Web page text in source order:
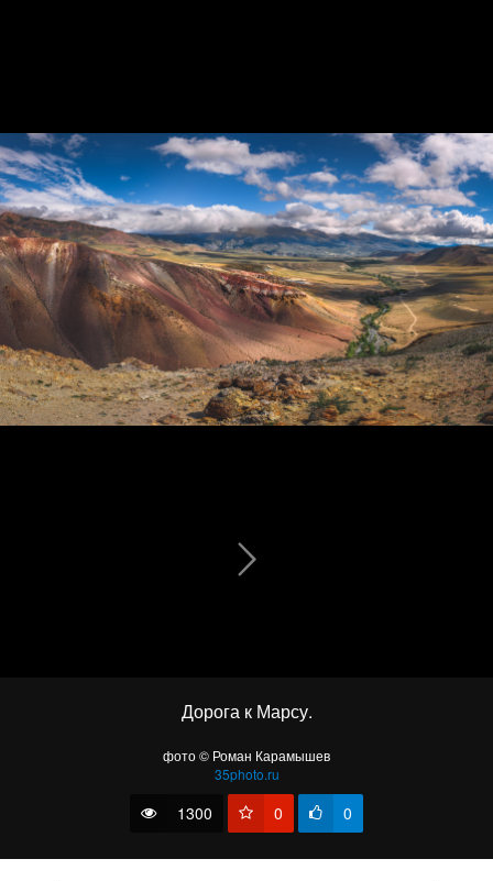
Озеро Верхнее Поперечное
Дорога к Марсу.
фото © Роман Карамышев
35photo.ru
Дорога к Марсу.
1300 0 0